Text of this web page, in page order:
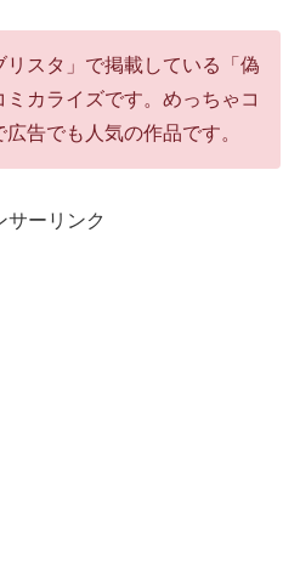
スタ」で掲載している「偽
カライズです。めっちゃコ
告でも人気の作品です。
サーリンク